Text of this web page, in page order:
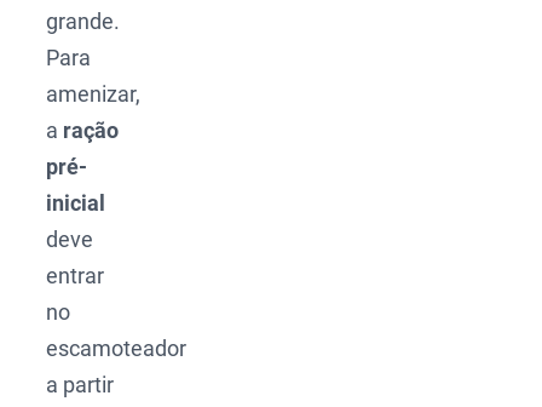
grande.
Para
amenizar,
a ração
pré-
inicial
deve
entrar
no
escamoteador
a partir